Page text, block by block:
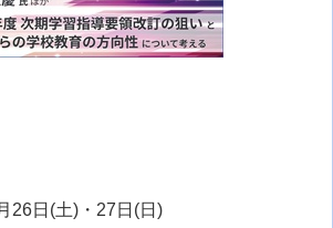
26⽇(⼟)・27⽇(⽇)